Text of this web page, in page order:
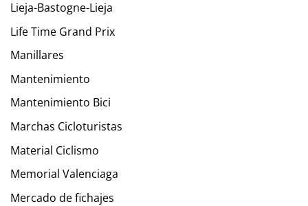
Lieja-Bastogne-Lieja
Life Time Grand Prix
Manillares
Mantenimiento
Mantenimiento Bici
Marchas Cicloturistas
Material Ciclismo
Memorial Valenciaga
Mercado de fichajes